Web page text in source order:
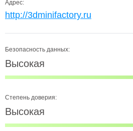
Адрес:
http://3dminifactory.ru
Безопасность данных:
Высокая
Степень доверия:
Высокая